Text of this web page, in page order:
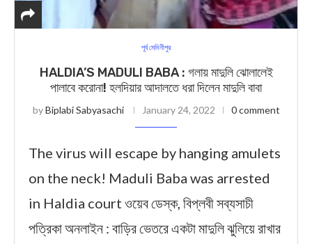
পূর্ব মেদিনীপুর
HALDIA’S MADULI BABA : গলায় মাদুলি ঝোলালেই
পালাবে করোনা! হলদিয়ার আদালতে ধরা দিলেন মাদুলি বাবা
byBiplabi Sabyasachi January 24, 2022 0 comment
The virus will escape by hanging amulets
on the neck! Maduli Baba was arrested
in Haldia court ওয়েব ডেস্ক, বিপ্লবী সব্যসাচী
পত্রিকা অনলাইন : বাড়ির ভেতরে একটা মাদুলি ঝুলিয়ে রাখার